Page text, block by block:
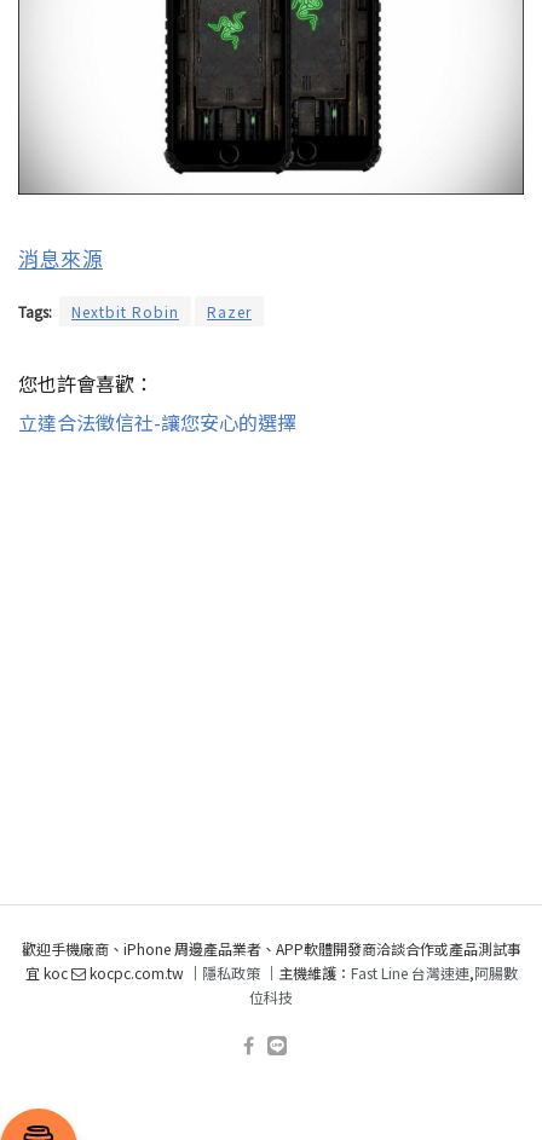
消息來源
Tags: Nextbit Robin Razer
您也許會喜歡：
立達合法徵信社-讓您安心的選擇
歡迎手機廠商、iPhone 周邊產品業者、APP軟體開發商洽談合作或產品測試事
宜 koc
kocpc.com.tw ｜ 隱私政策｜主機維護： Fast Line 台灣速連,阿腸數
位科技